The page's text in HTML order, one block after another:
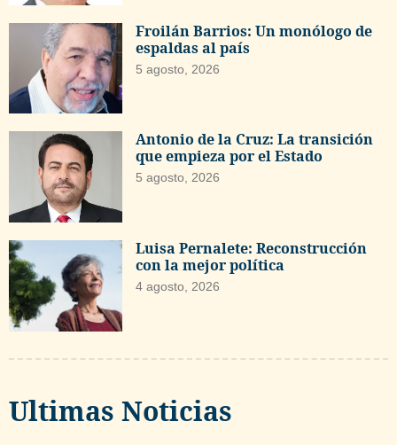
Froilán Barrios: Un monólogo de
espaldas al país
5 agosto, 2026
Antonio de la Cruz: La transición
que empieza por el Estado
5 agosto, 2026
Luisa Pernalete: Reconstrucción
con la mejor política
4 agosto, 2026
Ultimas Noticias